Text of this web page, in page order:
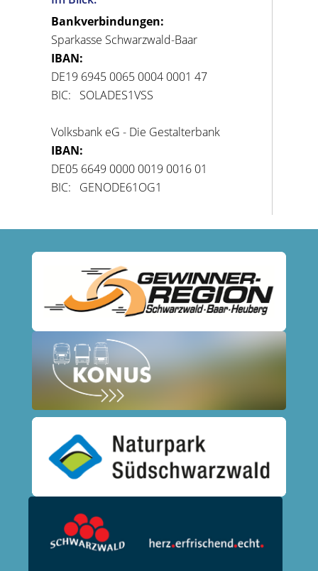
Bankverbindungen:
Sparkasse Schwarzwald-Baar
IBAN:
DE19 6945 0065 0004 0001 47
BIC: SOLADES1VSS
Volksbank eG - Die Gestalterbank
IBAN:
DE05 6649 0000 0019 0016 01
BIC: GENODE61OG1